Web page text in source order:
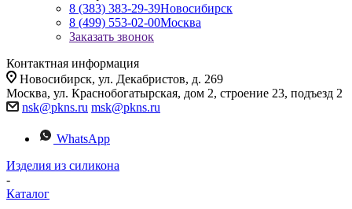
8 (383) 383-29-39Новосибирск
8 (499) 553-02-00Москва
Заказать звонок
Контактная информация
Новосибирск, ул. Декабристов, д. 269
Москва, ул. Краснобогатырская, дом 2, строение 23, подъезд 2
nsk@pkns.ru msk@pkns.ru
WhatsApp
Изделия из силикона
-
Каталог